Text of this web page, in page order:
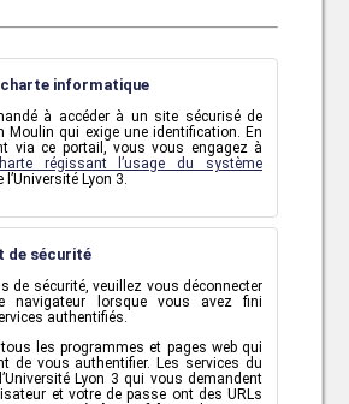
charte informatique
à accéder à un site sécurisé de
Moulin qui exige une identification. En
via ce portail, vous vous engagez à
régissant l’usage du système
l’Université Lyon 3.
de sécurité
de sécurité, veuillez vous déconnecter
navigateur lorsque vous avez fini
authentifiés.
les programmes et pages web qui
de vous authentifier. Les services du
Lyon 3 qui vous demandent
et votre de passe ont des URLs